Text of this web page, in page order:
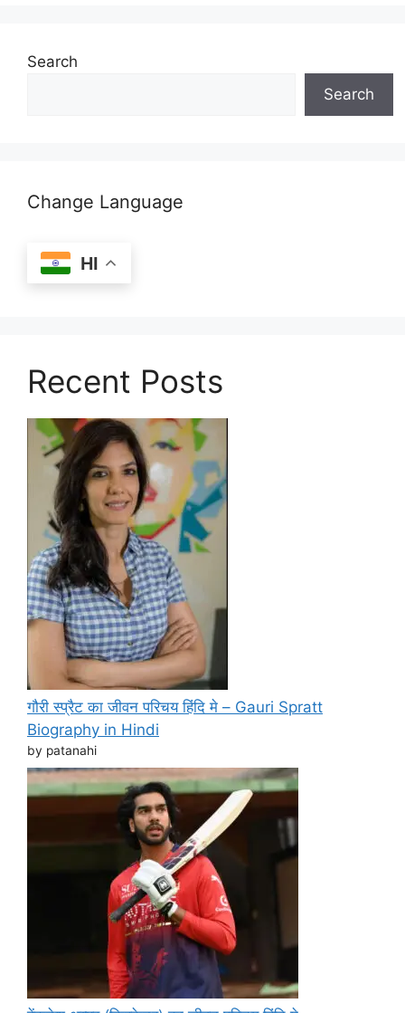
Search
Search
Change Language
HI
Recent Posts
गौरी स्प्रैट का जीवन परिचय हिंदि मे – Gauri Spratt
Biography in Hindi
by patanahi